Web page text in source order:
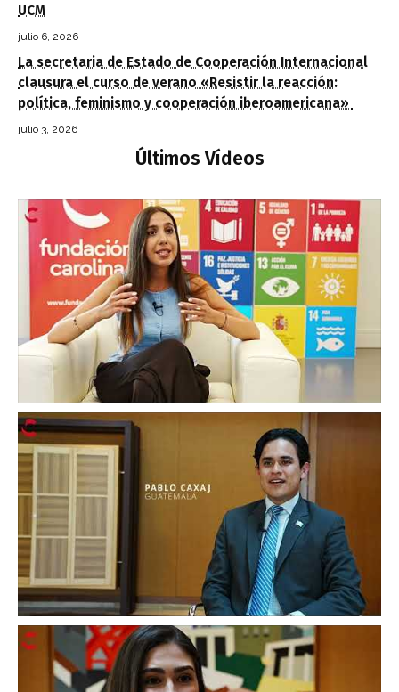
UCM
julio 6, 2026
La secretaria de Estado de Cooperación Internacional
clausura el curso de verano «Resistir la reacción:
política, feminismo y cooperación iberoamericana»
julio 3, 2026
Últimos Vídeos